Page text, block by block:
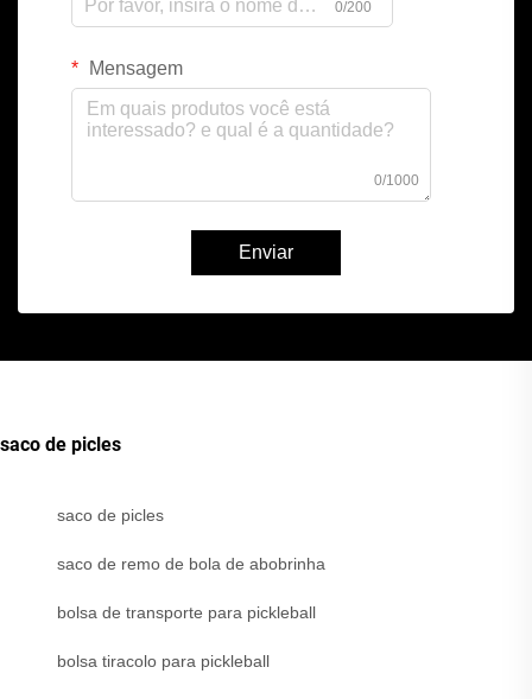
0/200
Mensagem
0/1000
Enviar
saco de picles
saco de picles
saco de remo de bola de abobrinha
bolsa de transporte para pickleball
bolsa tiracolo para pickleball